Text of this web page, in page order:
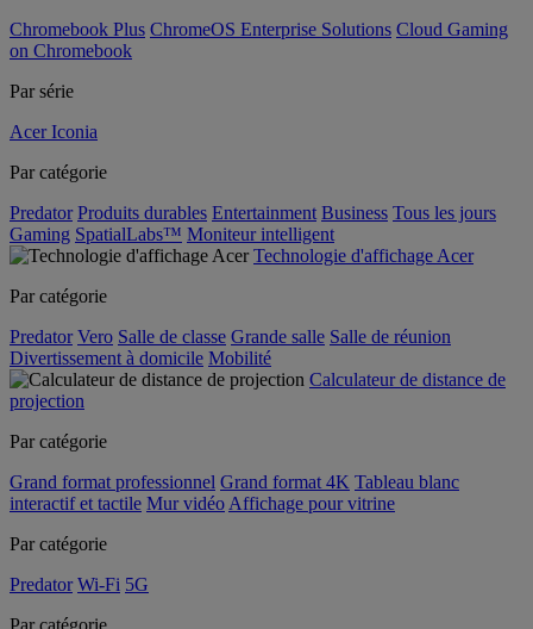
Chromebook Plus ChromeOS Enterprise Solutions Cloud Gaming
on Chromebook
Par série
Acer Iconia
Par catégorie
Predator Produits durables Entertainment Business Tous les jours
Gaming SpatialLabs™ Moniteur intelligent
Technologie d'affichage Acer
Par catégorie
Predator Vero Salle de classe Grande salle Salle de réunion
Divertissement à domicile Mobilité
Calculateur de distance de
projection
Par catégorie
Grand format professionnel Grand format 4K Tableau blanc
interactif et tactile Mur vidéo Affichage pour vitrine
Par catégorie
Predator Wi-Fi 5G
Par catégorie